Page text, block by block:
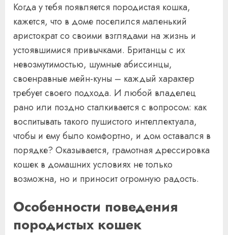
Когда у тебя появляется породистая кошка,
кажется, что в доме поселился маленький
аристократ со своими взглядами на жизнь и
устоявшимися привычками. Британцы с их
невозмутимостью, шумные абиссинцы,
своенравные мейн-куны – каждый характер
требует своего подхода. И любой владелец
рано или поздно сталкивается с вопросом: как
воспитывать такого пушистого интеллектуала,
чтобы и ему было комфортно, и дом оставался в
порядке? Оказывается, грамотная дрессировка
кошек в домашних условиях не только
возможна, но и приносит огромную радость.
Особенности поведения
породистых кошек